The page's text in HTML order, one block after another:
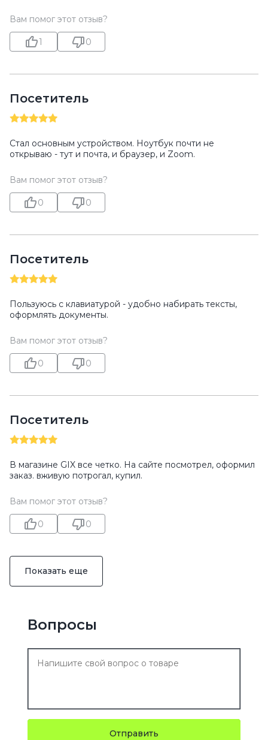
Вам помог этот отзыв?
1 0
Посетитель
Стал основным устройством. Ноутбук почти не
открываю - тут и почта, и браузер, и Zoom.
Вам помог этот отзыв?
0 0
Посетитель
Пользуюсь с клавиатурой - удобно набирать тексты,
оформлять документы.
Вам помог этот отзыв?
0 0
Посетитель
В магазине GIX все четко. На сайте посмотрел, оформил
заказ. вживую потрогал, купил.
Вам помог этот отзыв?
0 0
Показать еще
Вопросы
Отправить